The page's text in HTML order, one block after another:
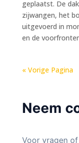
geplaatst. De
zijwangen, het
uitgevoerd in
en de
« Vorige Pagina